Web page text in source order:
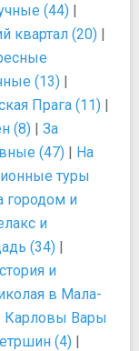
(44) |
квартал (20) |
(13) |
Прага (11) |
(8) | За
(47) | На
туры
городом и
и
(34) |
и
в Мала-
Карловы Вары
(4) |